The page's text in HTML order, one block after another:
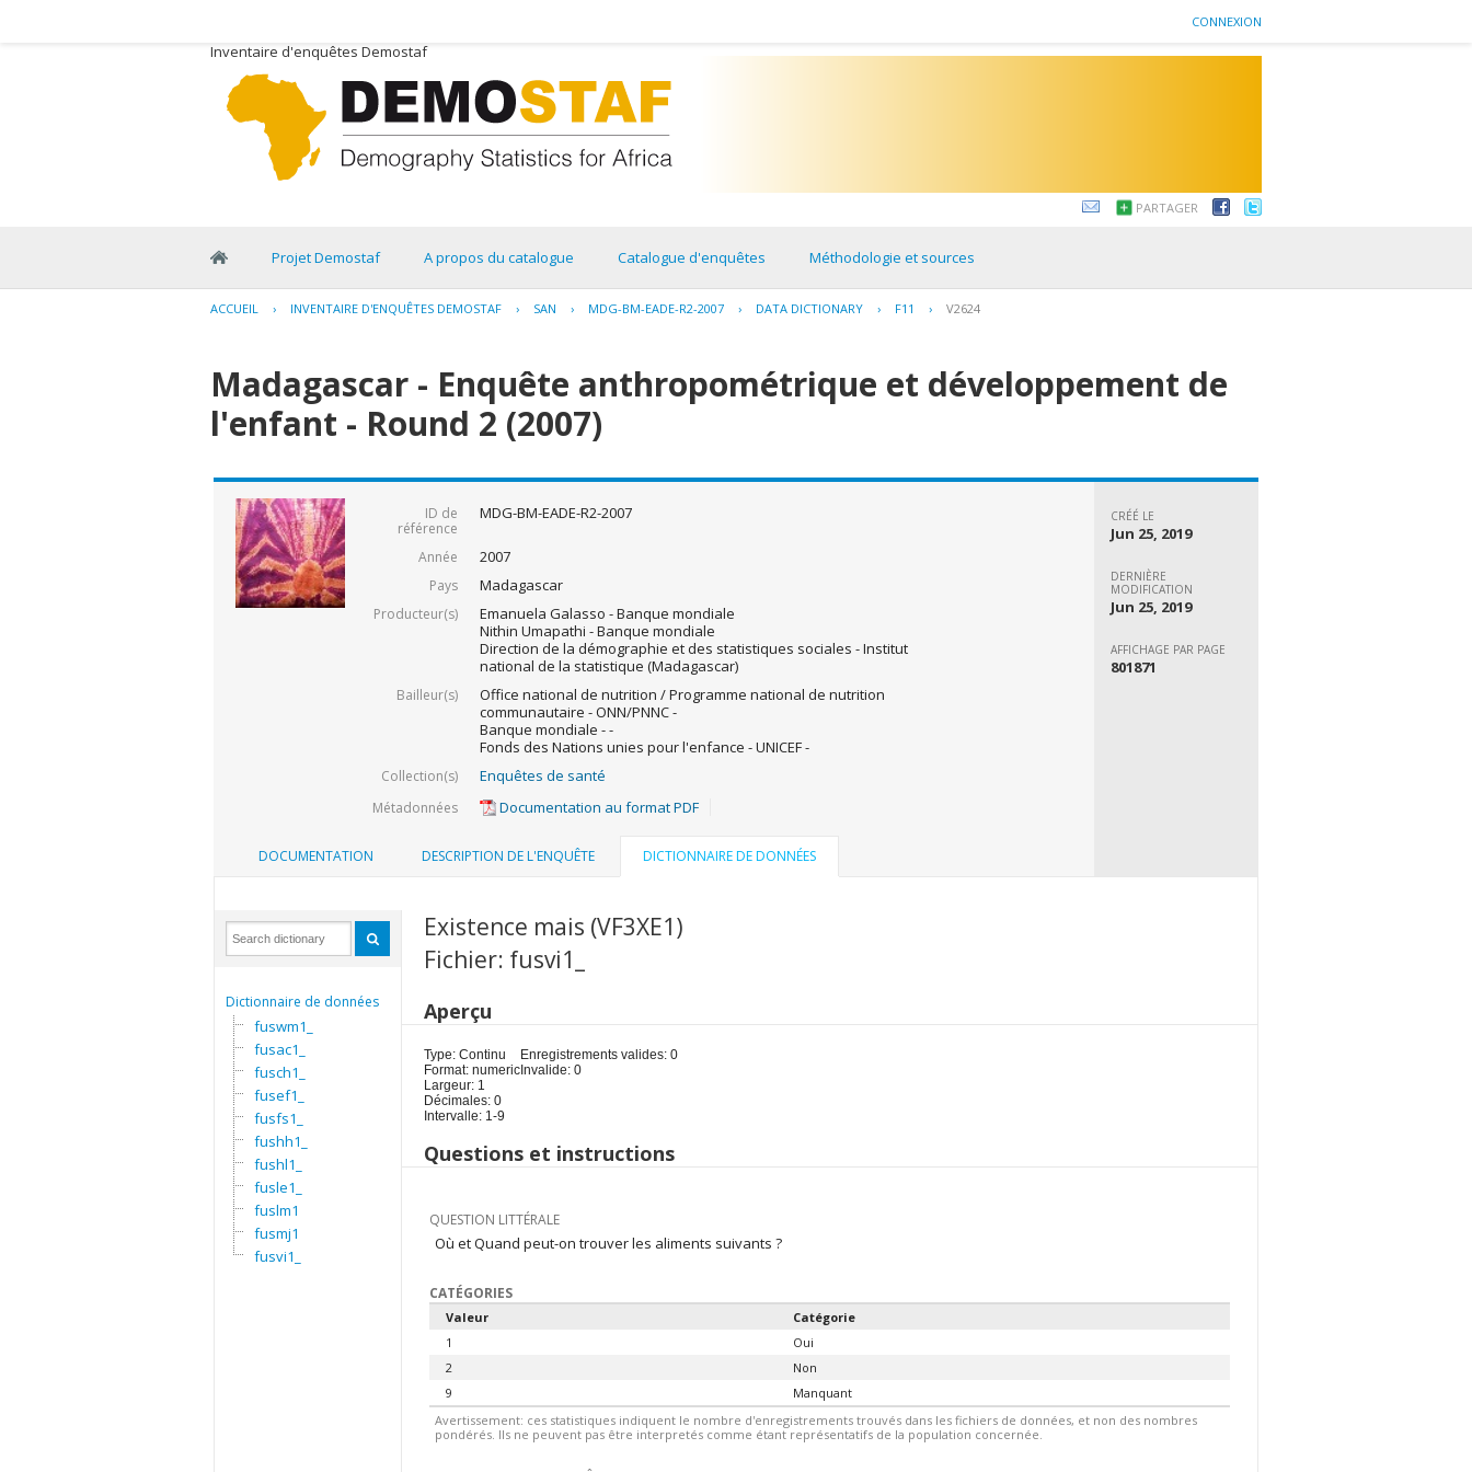
CONNEXION
Inventaire d'enquêtes Demostaf
PARTAGER
Projet Demostaf A propos du catalogue Catalogue d'enquêtes Méthodologie et sources
ACCUEIL › INVENTAIRE D'ENQUÊTES DEMOSTAF › SAN › MDG-BM-EADE-R2-2007 › DATA DICTIONARY › F11 › V2624
Madagascar - Enquête anthropométrique et développement de
l'enfant - Round 2 (2007)
ID de
référence
MDG-BM-EADE-R2-2007
Année 2007
Pays Madagascar
Producteur(s)
Emanuela Galasso - Banque mondiale
Nithin Umapathi - Banque mondiale
Direction de la démographie et des statistiques sociales - Institut
national de la statistique (Madagascar)
Bailleur(s)
Office national de nutrition / Programme national de nutrition
communautaire - ONN/PNNC -
Banque mondiale - -
Fonds des Nations unies pour l'enfance - UNICEF -
Collection(s) Enquêtes de santé
Métadonnées Documentation au format PDF
CRÉÉ LE
Jun 25, 2019
DERNIÈRE
MODIFICATION
Jun 25, 2019
AFFICHAGE PAR PAGE
801871
DOCUMENTATION DESCRIPTION DE L'ENQUÊTE DICTIONNAIRE DE DONNÉES
Dictionnaire de données
fuswm1_
fusac1_
fusch1_
fusef1_
fusfs1_
fushh1_
fushl1_
fusle1_
fuslm1
fusmj1
fusvi1_
Existence mais (VF3XE1)
Fichier: fusvi1_
Aperçu
Type: Continu
Format: numeric
Largeur: 1
Décimales: 0
Intervalle: 1-9
Enregistrements valides: 0
Invalide: 0
Questions et instructions
QUESTION LITTÉRALE
Où et Quand peut-on trouver les aliments suivants ?
CATÉGORIES
Valeur
Catégorie
1
Oui
2
Non
9
Manquant
Avertissement: ces statistiques indiquent le nombre d'enregistrements trouvés dans les fichiers de données, et non des nombres
pondérés. Ils ne peuvent pas être interpretés comme étant représentatifs de la population concernée.